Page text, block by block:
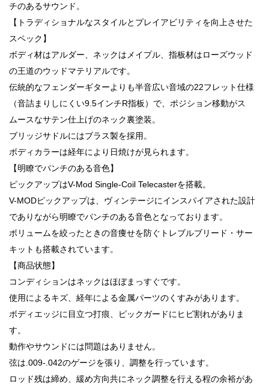
チのあるサウンド。
【トラディショナルなスタイルとプレイアビリティを向上させた
スペック】
ボディ材はアルダー、ネックはメイプル、指板材はローズウッド
の王道のウッドマテリアルです。
伝統的なフェンダーギターよりも半音広い音域の22フレット仕様
（音詰まりしにくい9.5インチR指板）で、ポジション移動がス
ムースなサテン仕上げのネック裏塗装。
ブリッジサドルにはブラス製を採用。
ボディカラーは経年により日焼けが見られます。
【明瞭でパンチのある音色】
ピックアップはV-Mod Single-Coil Telecasterを搭載。
V-MODピックアップは、ヴィンテージにインスパイアされた設計
でありながら明瞭でパンチのある音色となっております。
ボリュームを絞ったときの音痩せを防ぐトレブルブリード・サー
キットも搭載されています。
【商品状態】
コンディションはネックはほぼまっすぐです。
使用によるキズ、経年による金属パーツのくすみがあります。
ボディエッジに目立つ打痕、ピックガードにヒビ割れがありま
す。
動作やサウンドには問題はありません。
弦は.009-.042のゲージを張り、調整を行っています。
ロッド残は締め、緩め方向共にネック調整を行える程の余裕があ